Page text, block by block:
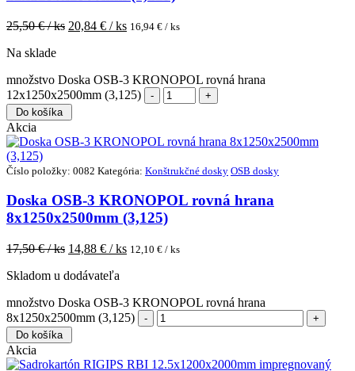
25,50€ / ks 20,84 € / ks 16,94 € / ks
Na sklade
množstvo Doska OSB-3 KRONOPOL rovná hrana
12x1250x2500mm (3,125)
Do košíka
Akcia
Číslo položky: 0082 Kategória: Konštrukčné dosky OSB dosky
Doska OSB-3 KRONOPOL rovná hrana
8x1250x2500mm (3,125)
17,50€ / ks 14,88 € / ks 12,10 € / ks
Skladom u dodávateľa
množstvo Doska OSB-3 KRONOPOL rovná hrana
8x1250x2500mm (3,125)
Do košíka
Akcia